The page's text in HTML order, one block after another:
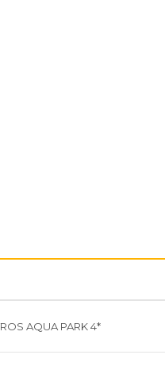
AQUA PARK 4*